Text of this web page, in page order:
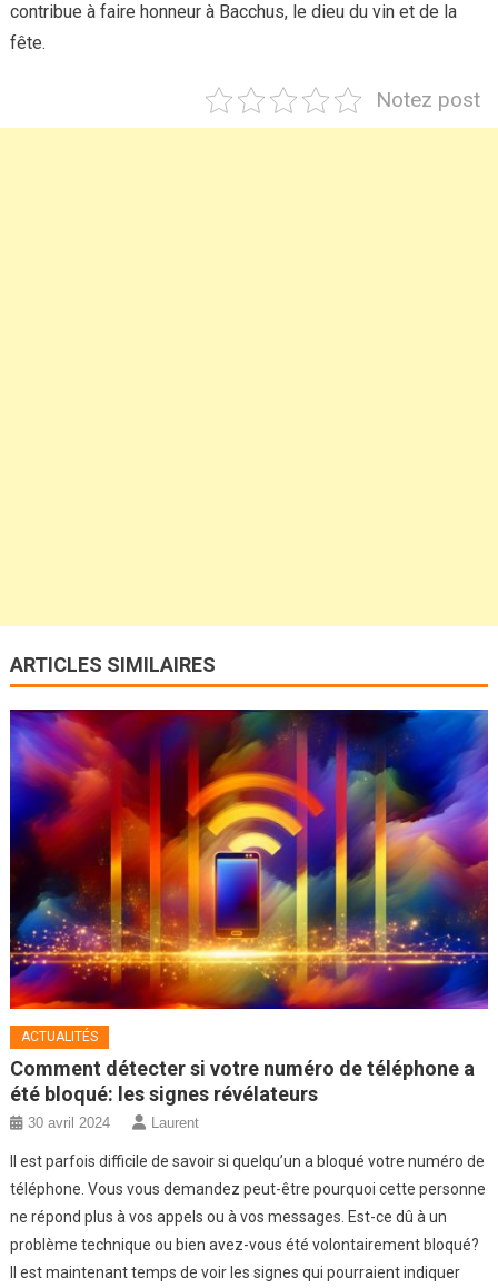
contribue à faire honneur à Bacchus, le dieu du vin et de la
fête.
Notez post
ARTICLES SIMILAIRES
ACTUALITÉS
Comment détecter si votre numéro de téléphone a
été bloqué: les signes révélateurs
30 avril 2024 Laurent
Il est parfois difficile de savoir si quelqu’un a bloqué votre numéro de
téléphone. Vous vous demandez peut-être pourquoi cette personne
ne répond plus à vos appels ou à vos messages. Est-ce dû à un
problème technique ou bien avez-vous été volontairement bloqué?
Il est maintenant temps de voir les signes qui pourraient indiquer